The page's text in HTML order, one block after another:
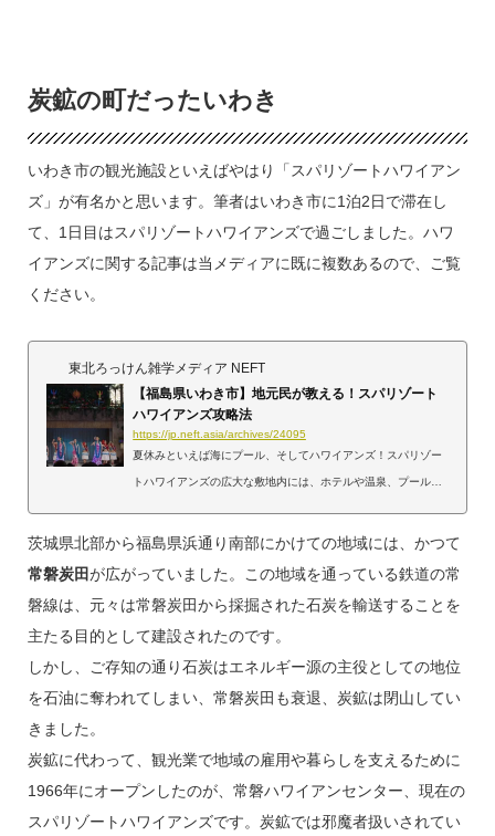
炭鉱の町だったいわき
いわき市の観光施設といえばやはり「スパリゾートハワイアン
ズ」が有名かと思います。筆者はいわき市に1泊2日で滞在し
て、1日目はスパリゾートハワイアンズで過ごしました。ハワ
イアンズに関する記事は当メディアに既に複数あるので、ご覧
ください。
東北ろっけん雑学メディア NEFT
【福島県いわき市】地元民が教える！スパリゾート
ハワイアンズ攻略法
https://jp.neft.asia/archives/24095
夏休みといえば海にプール、そしてハワイアンズ！スパリゾー
トハワイアンズの広大な敷地内には、ホテルや温泉、プールな
ガールのショーは圧巻です！そこで、いわき在住歴10年、現在
ンズの歴史 ハワイアンズは昭和41年「常磐ハワイアンセンタ
ー」としてオープンしました。常磐炭砿時代の地下湧水の温泉
を利用し、「夢の島ハワイ」をイメージした日本初の...
茨城県北部から福島県浜通り南部にかけての地域には、かつて
常磐炭田が広がっていました。この地域を通っている鉄道の常
磐線は、元々は常磐炭田から採掘された石炭を輸送することを
主たる目的として建設されたのです。
しかし、ご存知の通り石炭はエネルギー源の主役としての地位
を石油に奪われてしまい、常磐炭田も衰退、炭鉱は閉山してい
きました。
炭鉱に代わって、観光業で地域の雇用や暮らしを支えるために
1966年にオープンしたのが、常磐ハワイアンセンター、現在の
スパリゾートハワイアンズです。炭鉱では邪魔者扱いされてい